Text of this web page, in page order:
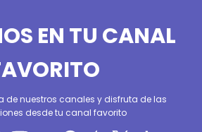
EN TU CANAL
de nuestros canales y disfruta de las
desde tu canal favorito